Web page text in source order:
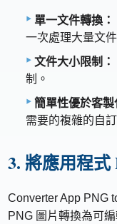
單一文件轉換：
一次處理大量文
文件大小限制：
制。
簡單性優於客製
需要的複雜的自
3. 將應用程
Converter App PNG
PNG 圖片轉換為可